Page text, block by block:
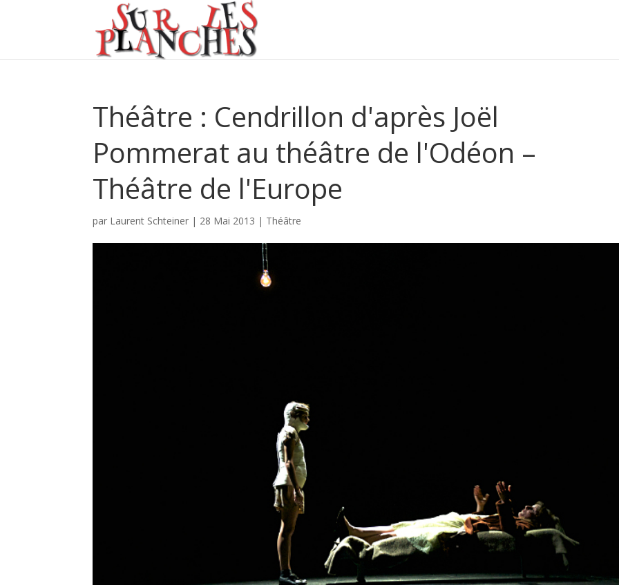
Théâtre : Cendrillon d'après Joël
Pommerat au théâtre de l'Odéon –
Théâtre de l'Europe
par Laurent Schteiner | 28 Mai 2013 | Théâtre